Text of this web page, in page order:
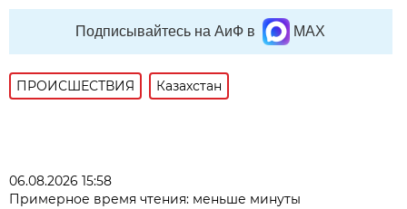
Подписывайтесь на АиФ в MAX
ПРОИСШЕСТВИЯ Казахстан
06.08.2026 15:58
Примерное время чтения: меньше минуты